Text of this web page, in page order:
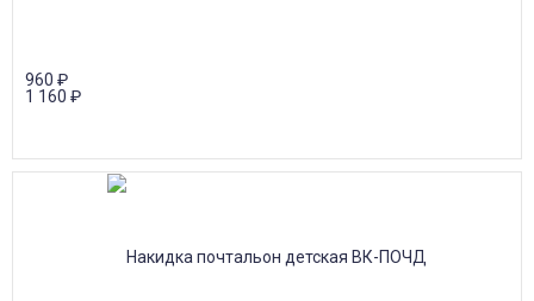
960 ₽
1 160 ₽